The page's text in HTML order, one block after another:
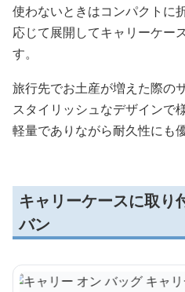
使わないときはコンパクトに
応じて展開してキャリーケー
す。
旅行先でお土産が増えた際の
スタイリッシュなデザインで
軽量でありながら耐久性にも
キャリーケースに取り
バン